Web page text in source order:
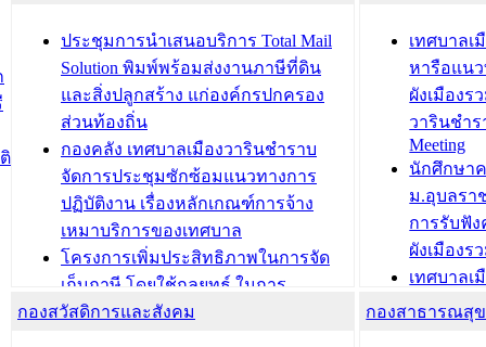
องคมนตรี
สำนักทะเบียนท้องถิ่นเทศบาลเมือง
วารินชำราบ ดำเนินการมอบทะเบียน
บ้าน ทร.14 และบัตรประจำตัว
ประชาชนบุคคลประเภท 8 แก่บุคคลที่
ได้รับการเพิ่มชื่อในทะเบียนบ้าน
(ท.ร.14) กรณีคนไม่มีสัญชาติไทยได้รับ
อนุญาตให้มีถิ่นที่อยู่
ประชุมคณะกรรมการประเมินผลการ
ควบคุมภายในของ สำนัก/กอง/
โรงเรียน/ศูนย์พัฒนาเด็กเล็ก/สถานธนา
ประชุมที
ชีวา สร้า
ขับเคลื่อน
“เมืองแห่
บทความ อื่นๆ ...
ประชุมการนำเสนอบริการ Total Mail
Solution พิมพ์พร้อมส่งงานภาษีที่ดิน
และสิ่งปลูกสร้าง แก่องค์กรปกครอง
ส่วนท้องถิ่น
กองคลัง เทศบาลเมืองวารินชำราบ
จัดการประชุมซักซ้อมแนวทางการ
ปฏิบัติงาน เรื่องหลักเกณฑ์การจ้าง
เหมาบริการของเทศบาล
โครงการเพิ่มประสิทธิภาพในการจัด
เก็บภาษี โดยใช้กลยุทธ์ ในการ
พัฒนาการจัดเก็บรายได้ ประจำปี พ.ศ.
เทศบาลเ
หารือแน
ผังเมืองร
วารินชำร
Meeting
นักศึกษา
ม.อุบลรา
การรับฟั
ผังเมืองร
เทศบาลเ
โครงการ
กองสวัสดิการและสังคม กองสาธารณสุ